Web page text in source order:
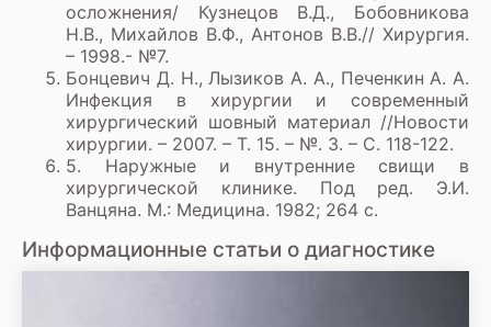
осложнения/ Кузнецов В.Д., Бобовникова
Н.В., Михайлов В.Ф., Антонов В.В.// Хирургия.
– 1998.- №7.
Бонцевич Д. Н., Лызиков А. А., Печенкин А. А.
Инфекция в хирургии и современный
хирургический шовный материал //Новости
хирургии. – 2007. – Т. 15. – №. 3. – С. 118-122.
5. Наружные и внутренние свищи в
хирургической клинике. Под ред. Э.И.
Ванцяна. М.: Медицина. 1982; 264 с.
Информационные статьи о диагностике